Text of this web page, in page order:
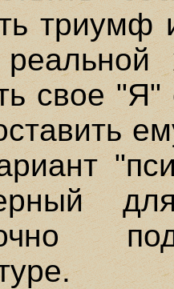
триумф
свое "Я"